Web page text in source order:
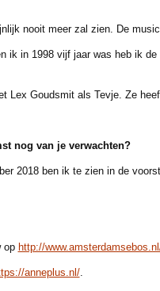
nooit meer zal zien. De
in 1998 vijf jaar was heb ik
Goudsmit als Tevje. Ze
nog van je verwachten?
ben ik te zien in de
op http://
anneplus.nl/.